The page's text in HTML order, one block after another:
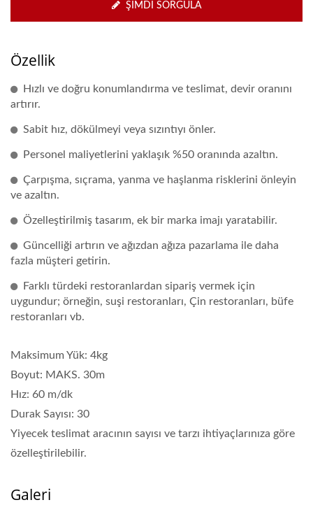
ŞIMDI SORGULA
Özellik
Hızlı ve doğru konumlandırma ve teslimat, devir oranını
artırır.
Sabit hız, dökülmeyi veya sızıntıyı önler.
Personel maliyetlerini yaklaşık %50 oranında azaltın.
Çarpışma, sıçrama, yanma ve haşlanma risklerini önleyin
ve azaltın.
Özelleştirilmiş tasarım, ek bir marka imajı yaratabilir.
Güncelliği artırın ve ağızdan ağıza pazarlama ile daha
fazla müşteri getirin.
Farklı türdeki restoranlardan sipariş vermek için
uygundur; örneğin, suşi restoranları, Çin restoranları, büfe
restoranları vb.
Maksimum Yük: 4kg
Boyut: MAKS. 30m
Hız: 60 m/dk
Durak Sayısı: 30
Yiyecek teslimat aracının sayısı ve tarzı ihtiyaçlarınıza göre
özelleştirilebilir.
Galeri